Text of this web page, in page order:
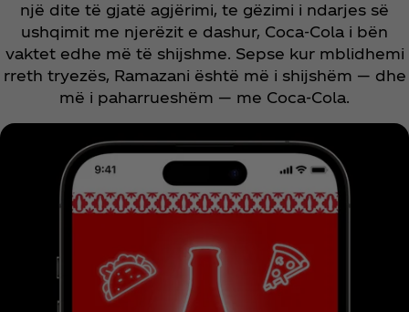
një dite të gjatë agjërimi, te gëzimi i ndarjes së
ushqimit me njerëzit e dashur, Coca‑Cola i bën
vaktet edhe më të shijshme. Sepse kur mblidhemi
rreth tryezës, Ramazani është më i shijshëm — dhe
më i paharrueshëm — me Coca‑Cola.